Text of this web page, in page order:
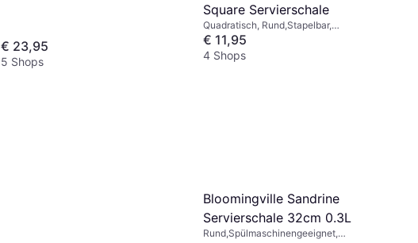
€ 23,95
5 Shops
Square Servierschale
Quadratisch, Rund,Stapelbar,
Spülmaschinengeeignet, Ofensicher,
Mit Griff, Frostsicher,
Mikrowellengeeignet, Steinzeug,
€ 11,95
4 Shops
Bloomingville Sandrine
Servierschale 32cm 0.3L
Rund,Spülmaschinengeeignet,